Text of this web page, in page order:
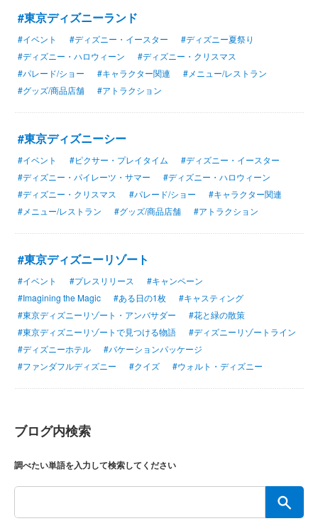
#東京ディズニーランド
#イベント #ディズニー・イースター
#ディズニー夏祭り
#ディズニー・ハロウィーン
#ディズニー・クリスマス
#パレード/ショー
#キャラクター関連
#メニュー/レストラン
#グッズ/商品店舗
#アトラクション
#東京ディズニーシー
#イベント #ピクサー・プレイタイム
#ディズニー・イースター
#ディズニー・パイレーツ・サマー
#ディズニー・ハロウィーン
#ディズニー・クリスマス
#パレード/ショー
#キャラクター関連
#メニュー/レストラン
#グッズ/商品店舗 #アトラクション
#東京ディズニーリゾート
#イベント #プレスリリース
#キャンペーン
#Imagining the Magic
#ある日の1枚
#キャスティング
#東京ディズニーリゾート・アンバサダー
#花と緑の散策
#東京ディズニーリゾートで見つける物語
#ディズニーリゾートライン
#ディズニーホテル
#バケーションパッケージ
#ファンダフルディズニー
#クイズ #ウォルト・ディズニー
ブログ内検索
調べたい単語を入力して検索してください